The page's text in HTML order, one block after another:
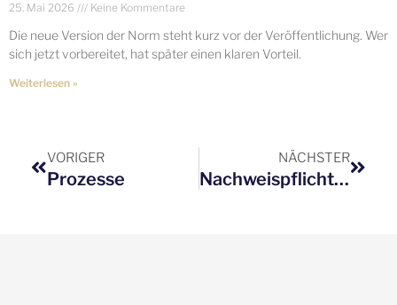
25. Mai 2026 Keine Kommentare
Die neue Version der Norm steht kurz vor der Veröffentlichung. Wer
sich jetzt vorbereitet, hat später einen klaren Vorteil.
Weiterlesen »
VORIGER
Prozesse
NÄCHSTER
Nachweispflicht bei Krankenscheinen